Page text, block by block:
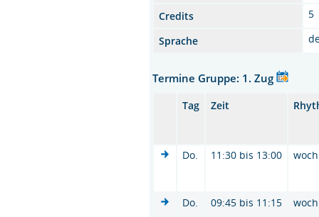
Credits
5
Sprache
Termine Gruppe: 1. Zug
Tag Zeit
Do. 11:30 bis 13:00 woch
Do. 09:45 bis 11:15 woch